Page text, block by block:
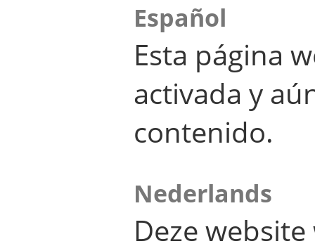
Español
Esta página
activada y
contenido.
Nederlands
Deze